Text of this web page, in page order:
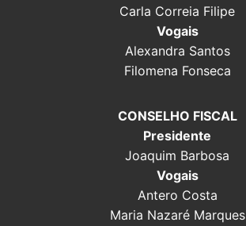
Carla Correia Filipe
Vogais
Alexandra Santos
Filomena Fonseca
CONSELHO FISCAL
Presidente
Joaquim Barbosa
Vogais
Antero Costa
Maria Nazaré Marques